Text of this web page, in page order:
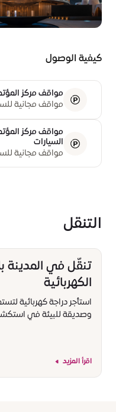
كيفية الوصول
مواقف مركز
مخصصة لذوي
مواقف مركز
السيارات
مخصصة لذوي
التنقل
تنقّل في المدينة
الكهربائية
استأجر دراجة كهربائية
وصديقة للبيئة في
اقرأ المزيد